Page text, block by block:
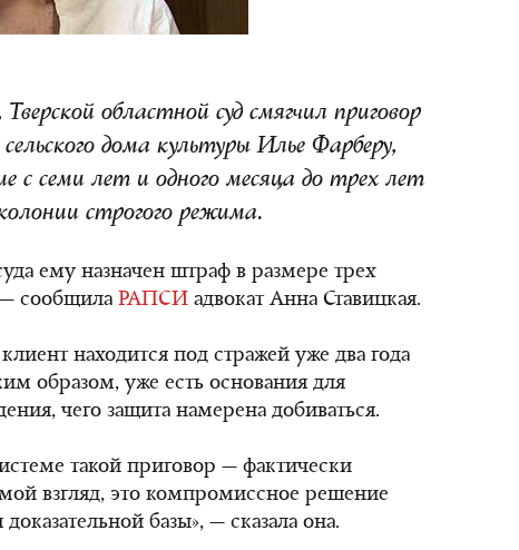
Тверской областной суд смягчил приговор
дома культуры Илье Фарберу,
с семи лет и одного месяца до трех лет
строгого режима.
ему назначен штраф в размере трех
сообщила РАПСИ адвокат Анна Ставицкая.
находится под стражей уже два года
образом, уже есть основания для
чего защита намерена добиваться.
такой приговор — фактически
взгляд, это компромиссное решение
базы», — сказала она.